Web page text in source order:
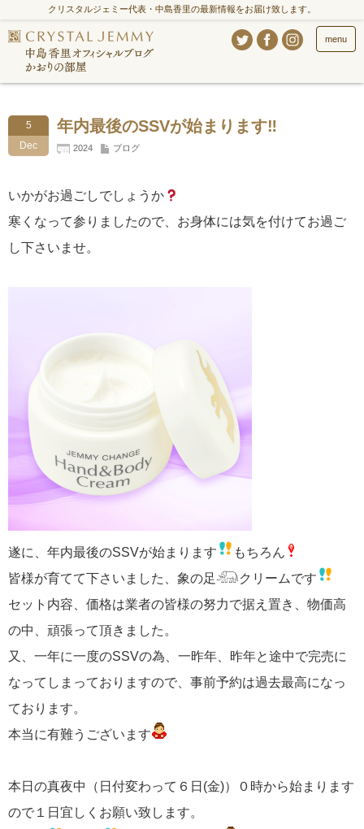
クリスタルジェミー代表・中島香里の最新情報をお届け致します。
menu
5
Dec
年内最後のSSVが始まります‼
2024 ブログ
いかがお過ごしでしょうか
寒くなって参りましたので、お身体には気を付けてお過ご
し下さいませ。
遂に、年内最後のSSVが始まります
もちろん
皆様が育てて下さいました、象の足𓃰クリームです
セット内容、価格は業者の皆様の努力で据え置き、物価高
の中、頑張って頂きました。
又、一年に一度のSSVの為、一昨年、昨年と途中で完売に
なってしまっておりますので、事前予約は過去最高になっ
ております。
本当に有難うございます
本日の真夜中（日付変わって６日(金)）０時から始まります
ので１日宜しくお願い致します。